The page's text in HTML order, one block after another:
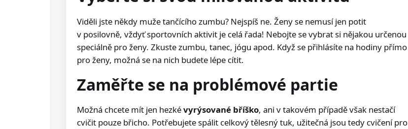
Viděli jste někdy muže tančícího zumbu? Nejspíš ne. Ženy se nemusí jen potit
v posilovně, vždyť sportovních aktivit je celá řada! Nebojte se vybrat si nějakou určenou
speciálně pro ženy. Zkuste zumbu, tanec, jógu apod. Když se přihlásíte na hodiny přímo
pro ženy, možná se na nich budete lépe cítit.
Zaměřte se na problémové partie
Možná chcete mít jen hezkévyrýsované bříško, ani v takovém případě však nestačí
cvičit pouze břicho. Potřebujete spálit celkový tělesný tuk, užitečná jsou tedy cvičení pro